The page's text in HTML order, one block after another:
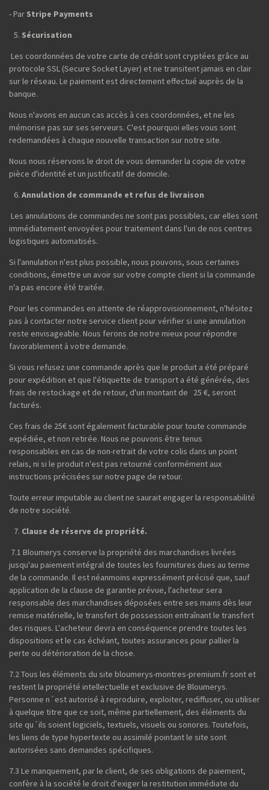
- Par Stripe Payments
Sécurisation
Les coordonnées de votre carte de crédit sont cryptées grâce au
protocole SSL (Secure Socket Layer) et ne transitent jamais en clair
sur le réseau. Le paiement est directement effectué auprès de la
banque.
Nous n'avons en aucun cas accès à ces coordonnées, et ne les
mémorise pas sur ses serveurs. C'est pourquoi elles vous sont
redemandées à chaque nouvelle transaction sur notre site.
Nous nous réservons le droit de vous demander la copie de votre
pièce d'identité et un justificatif de domicile.
Annulation de commande et refus de livraison
Les annulations de commandes ne sont pas possibles, car elles sont
immédiatement envoyées pour traitement dans l'un de nos centres
logistiques automatisés.
Si l'annulation n'est plus possible, nous pouvons, sous certaines
conditions, émettre un avoir sur votre compte client si la commande
n'a pas encore été traitée.
Pour les commandes en attente de réapprovisionnement, n'hésitez
pas à contacter notre service client pour vérifier si une annulation
reste envisageable. Nous ferons de notre mieux pour répondre
favorablement à votre demande.
Si vous refusez une commande après que le produit a été préparé
pour expédition et que l'étiquette de transport a été générée, des
frais de restockage et de retour, d'un montant de 25 €, seront
facturés.
Ces frais de 25€ sont également facturable pour toute commande
expédiée, et non retirée. Nous ne pouvons être tenus
responsables en cas de non-retrait de votre colis dans un point
relais, ni si le produit n'est pas retourné conformément aux
instructions précisées sur notre page de retour.
Toute erreur imputable au client ne saurait engager la responsabilité
de notre société.
Clause de réserve de propriété.
7.1 Bloumerys conserve la propriété des marchandises livrées
jusqu'au paiement intégral de toutes les fournitures dues au terme
de la commande. Il est néanmoins expressément précisé que, sauf
application de la clause de garantie prévue, l'acheteur sera
responsable des marchandises déposées entre ses mains dès leur
remise matérielle, le transfert de possession entraînant le transfert
des risques. L'acheteur devra en conséquence prendre toutes les
dispositions et le cas échéant, toutes assurances pour pallier la
perte ou détérioration de la chose.
7.2 Tous les éléments du site bloumerys-montres-premium.fr sont et
restent la propriété intellectuelle et exclusive de Bloumerys.
Personne n´est autorisé à reproduire, exploiter, rediffuser, ou utiliser
à quelque titre que ce soit, même partiellement, des éléments du
site qu´ils soient logiciels, textuels, visuels ou sonores. Toutefois,
les liens de type hypertexte ou assimilé pointant le site sont
autorisées sans demandes spécifiques.
7.3 Le manquement, par le client, de ses obligations de paiement,
confère à la société le droit d'exiger la restitution immédiate du